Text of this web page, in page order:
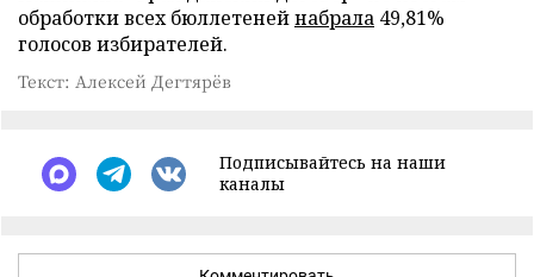
обработки всех бюллетенейнабрала 49,81%
голосов избирателей.
Текст: Алексей Дегтярёв
Подписывайтесь на наши
каналы